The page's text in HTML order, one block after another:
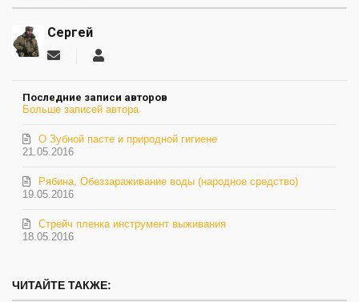
Сергей
Подписаться
автора
Последние записи авторов
Больше записей автора
21.05.2016
О Зубной пасте и природной гигиене
19.05.2016
Рябина, Обеззараживание воды (народное средство)
18.05.2016
Стрейч пленка инструмент выживания
ЧИТАЙТЕ ТАКЖЕ: